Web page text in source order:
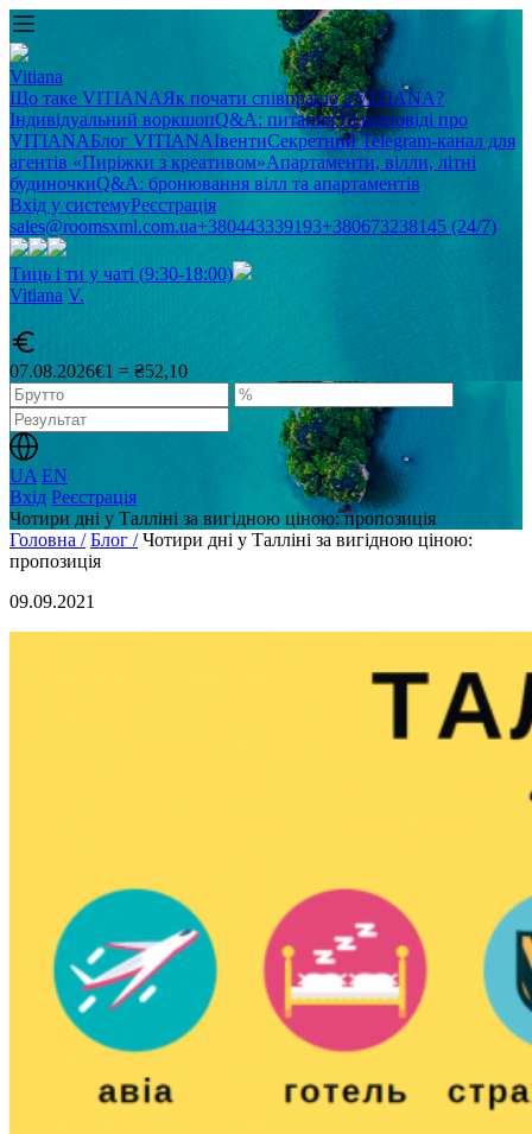
Vitiana
Що таке VITIANAЯк почати співпрацю з VITIANA?
Індивідуальний воркшопQ&A: питання та відповіді про
VITIANAБлог VITIANAІвентиСекретний Telegram-канал для
агентів «Пиріжки з креативом»Апартаменти, вілли, літні
будиночкиQ&A: бронювання вілл та апартаментів
Вхід у системуРеєстрація
sales@roomsxml.com.ua+380443339193+380673238145 (24/7)
Тиць і ти у чаті (9:30-18:00)
Vitiana V.
07.08.2026€1 = ₴52,10
UA EN
Вхід Реєстрація
Чотири дні у Талліні за вигідною ціною: пропозиція
Головна / Блог / Чотири дні у Талліні за вигідною ціною:
пропозиція
09.09.2021